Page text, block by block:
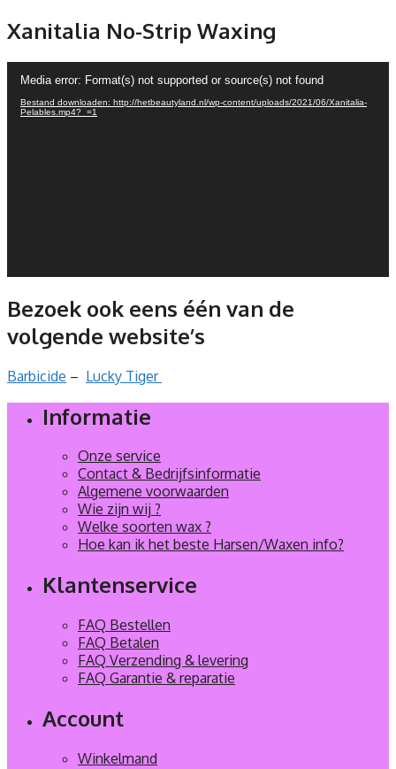
Xanitalia No-Strip Waxing
Media error: Format(s) not supported or source(s) not found
Bestand downloaden: http://hetbeautyland.nl/wp-content/uploads/2021/06/Xanitalia-
Pelables.mp4?_=1
Bezoek ook eens één van de
volgende website’s
Barbicide – Lucky Tiger
Informatie
Onze service
Contact & Bedrijfsinformatie
Algemene voorwaarden
Wie zijn wij ?
Welke soorten wax ?
Hoe kan ik het beste Harsen/Waxen info?
Klantenservice
FAQ Bestellen
FAQ Betalen
FAQ Verzending & levering
FAQ Garantie & reparatie
Account
Winkelmand